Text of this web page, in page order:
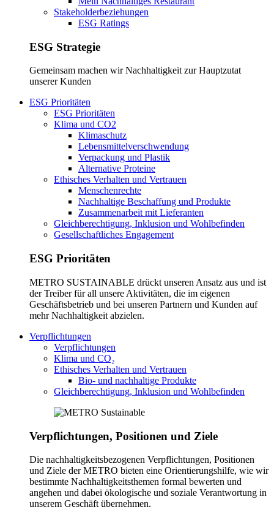
Stakeholderbeziehungen
ESG Ratings
ESG Strategie
Gemeinsam machen wir Nachhaltigkeit zur Hauptzutat
unserer Kunden
ESG Prioritäten
ESG Prioritäten
Klima und CO2
Klimaschutz
Lebensmittelverschwendung
Verpackung und Plastik
Alternative Proteine
Ethisches Verhalten und Vertrauen
Menschenrechte
Nachhaltige Beschaffung und Produkte
Zusammenarbeit mit Lieferanten
Gleichberechtigung, Inklusion und Wohlbefinden
Gesellschaftliches Engagement
ESG Prioritäten
METRO SUSTAINABLE drückt unseren Ansatz aus und ist
der Treiber für all unsere Aktivitäten, die im eigenen
Geschäftsbetrieb und bei unseren Partnern und Kunden auf
mehr Nachhaltigkeit abzielen.
Verpflichtungen
Verpflichtungen
Klima und CO₂
Ethisches Verhalten und Vertrauen
Bio- und nachhaltige Produkte
Gleichberechtigung, Inklusion und Wohlbefinden
Verpflichtungen, Positionen und Ziele
Die nachhaltigkeitsbezogenen Verpflichtungen, Positionen
und Ziele der METRO bieten eine Orientierungshilfe, wie wir
bestimmte Nachhaltigkeitsthemen formal bewerten und
angehen und dabei ökologische und soziale Verantwortung in
unserem Geschäft übernehmen.